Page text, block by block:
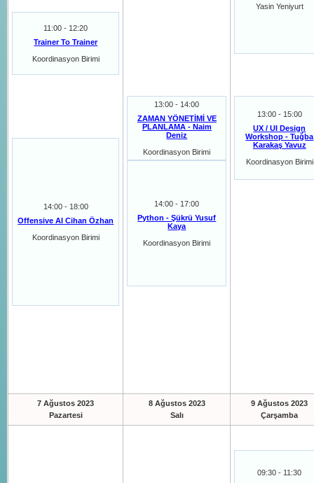
11:00 - 12:20
Trainer To Trainer
Koordinasyon Birimi
14:00 - 18:00
Offensive AI Cihan Özhan
Koordinasyon Birimi
13:00 - 14:00
ZAMAN YÖNETİMİ VE
PLANLAMA - Naim
Deniz
Koordinasyon Birimi
14:00 - 17:00
Python - Şükrü Yusuf
Kaya
Koordinasyon Birimi
Yasin Yeniyurt
13:00 - 15:00
UX / UI Design
Workshop - Tuğba
Karakaş Yavuz
Koordinasyon Birimi
7 Ağustos 2023
Pazartesi
8 Ağustos 2023
Salı
9 Ağustos 2023
Çarşamba
09:30 - 11:30